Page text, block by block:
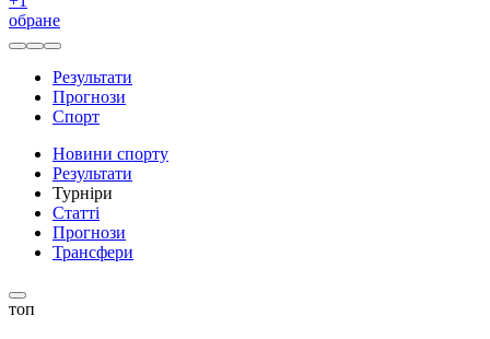
обране
Результати
Прогнози
Спорт
Новини спорту
Результати
Турніри
Статті
Прогнози
Трансфери
топ